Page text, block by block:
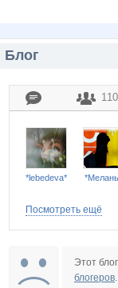
Блог
110
*lebedeva*
Посмотреть ещё
Этот
блогеров.